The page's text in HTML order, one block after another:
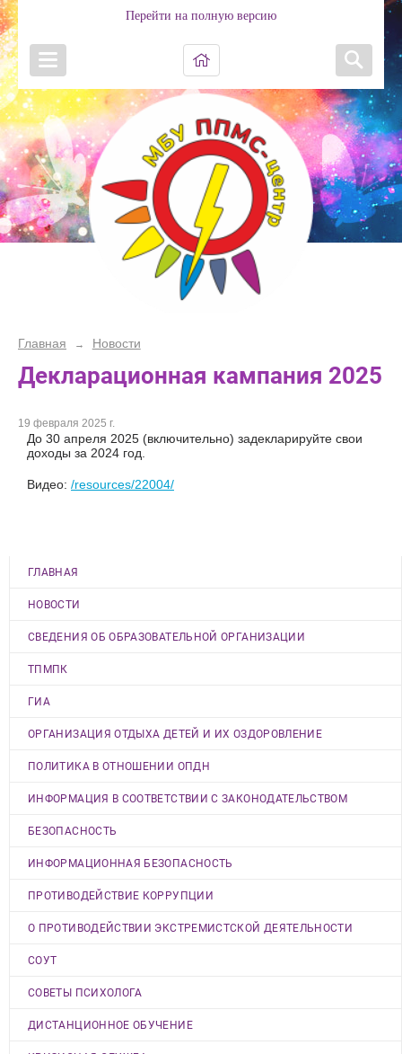
Перейти на полную версию
Главная → Новости
Декларационная кампания 2025
19 февраля 2025 г.
До 30 апреля 2025 (включительно) задекларируйте свои
доходы за 2024 год.
Видео: /resources/22004/
ГЛАВНАЯ
НОВОСТИ
СВЕДЕНИЯ ОБ ОБРАЗОВАТЕЛЬНОЙ ОРГАНИЗАЦИИ
ТПМПК
ГИА
ОРГАНИЗАЦИЯ ОТДЫХА ДЕТЕЙ И ИХ ОЗДОРОВЛЕНИЕ
ПОЛИТИКА В ОТНОШЕНИИ ОПДН
ИНФОРМАЦИЯ В СООТВЕТСТВИИ С ЗАКОНОДАТЕЛЬСТВОМ
БЕЗОПАСНОСТЬ
ИНФОРМАЦИОННАЯ БЕЗОПАСНОСТЬ
ПРОТИВОДЕЙСТВИЕ КОРРУПЦИИ
О ПРОТИВОДЕЙСТВИИ ЭКСТРЕМИСТСКОЙ ДЕЯТЕЛЬНОСТИ
СОУТ
СОВЕТЫ ПСИХОЛОГА
ДИСТАНЦИОННОЕ ОБУЧЕНИЕ